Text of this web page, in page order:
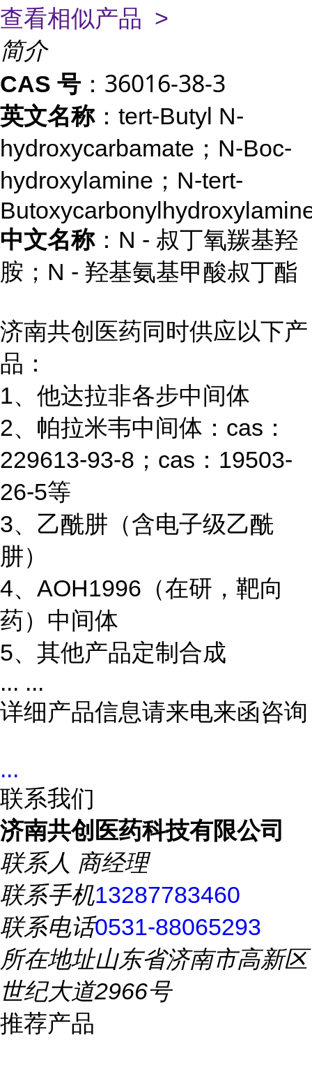
查看相似产品 >
简介
CAS 号 ：36016-38-3
英文名称：tert-Butyl N-
hydroxycarbamate；N-Boc-
hydroxylamine；N-tert-
中文名称：N - 叔丁氧羰基羟
胺；N - 羟基氨基甲酸叔丁酯
济南共创医药同时供应以下产
品：
1、他达拉非各步中间体
2、帕拉米韦中间体：cas：
229613-93-8；cas：19503-
26-5等
3、乙酰肼（含电子级乙酰
肼）
4、AOH1996（在研，靶向
药）中间体
5、其他产品定制合成
... ...
详细产品信息请来电来函咨询
...
联系我们
济南共创医药科技有限公司
联系人 商经理
联系手机13287783460
联系电话0531-88065293
所在地址山东省济南市高新区
世纪大道2966号
推荐产品